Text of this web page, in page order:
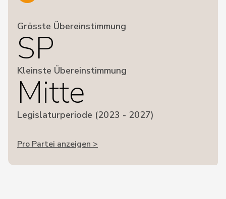
Grösste Übereinstimmung
SP
Kleinste Übereinstimmung
Mitte
Legislaturperiode (2023 - 2027)
Pro Partei anzeigen >